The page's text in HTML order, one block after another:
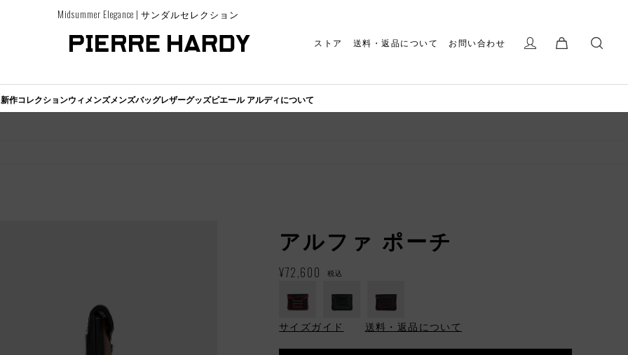
Midsummer Elegance | サンダルセレクション
ストア 送料・返品について お問い合わせ
新作コレクションウィメンズメンズバッグレザーグッズピエール アルディについて
アルファ ポーチ
通
価
格
¥72,600 税込
サイズガイド 送料・返品について